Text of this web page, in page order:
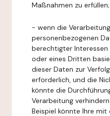
Maßnahmen zu erfüllen;
- wenn die
personenbezogenen
berechtigter
oder eines Dritten
dieser Daten zur
erforderlich, und die
könnte die
Verarbeitung
Beispiel könnte Ihre